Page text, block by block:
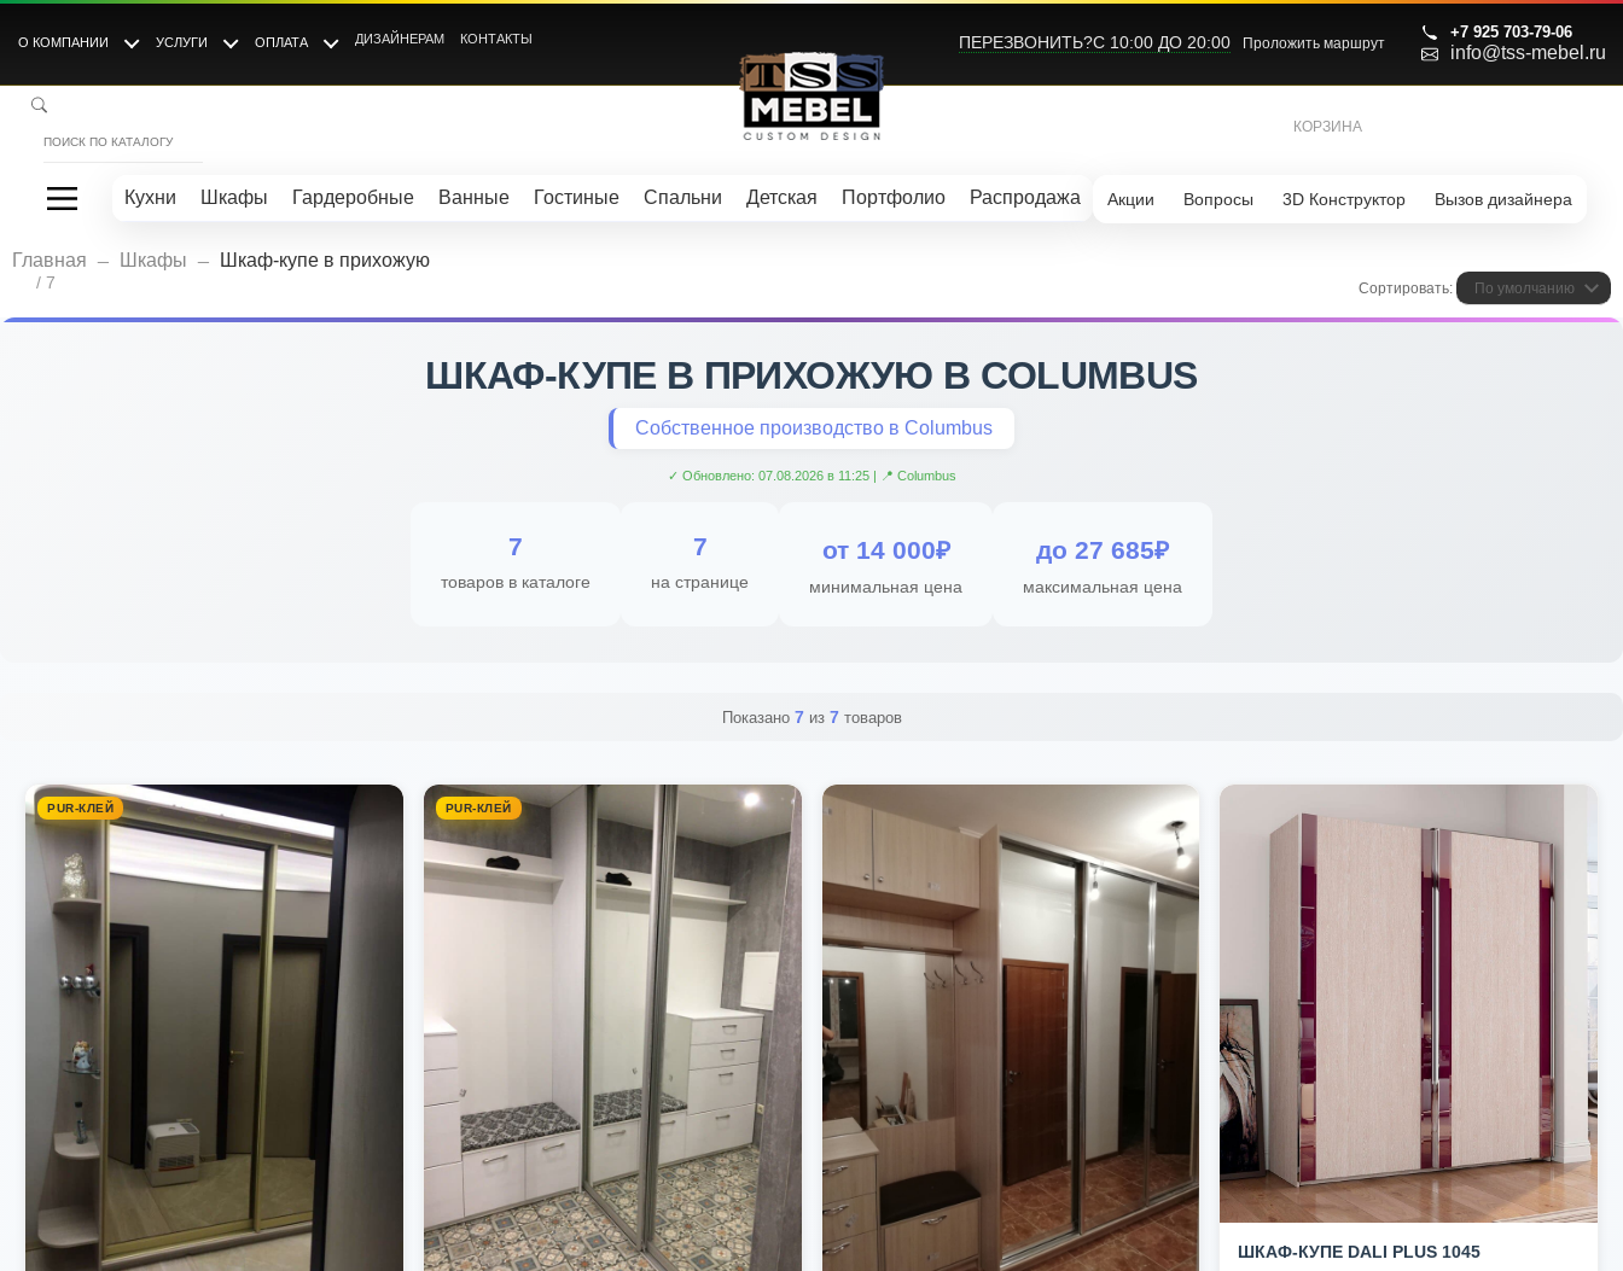
О КОМПАНИИ УСЛУГИ ОПЛАТА ДИЗАЙНЕРАМ КОНТАКТЫ ПЕРЕЗВОНИТЬ?С 10:00 ДО 20:00 Проложить маршрут
+7 925 703-79-06
info@tss-mebel.ru
КОРЗИНА
Кухни Шкафы Гардеробные Ванные Гостиные Спальни Детская Портфолио Распродажа Акции Вопросы 3D Конструктор Вызов дизайнера
Главная Шкафы Шкаф-купе в прихожую
Сортировать: По умолчанию
/ 7
ШКАФ-КУПЕ В ПРИХОЖУЮ В COLUMBUS
Собственное производство в Columbus
✓ Обновлено: 07.08.2026 в 11:25 | 📍 Columbus
7
товаров в каталоге
7
на странице
от 14 000₽
минимальная цена
до 27 685₽
максимальная цена
Показано 7из 7товаров
PUR-КЛЕЙ PUR-КЛЕЙ
ШКАФ-КУПЕ DALI PLUS 1045